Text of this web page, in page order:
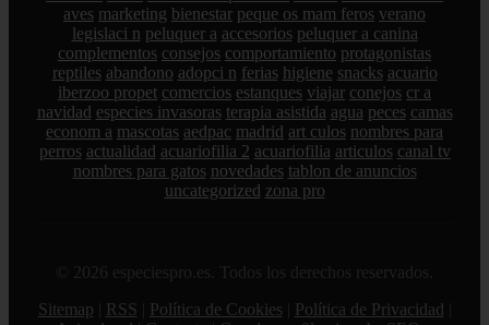
aves marketing bienestar peque os mam feros verano
legislaci n peluquer a accesorios peluquer a canina
complementos consejos comportamiento protagonistas
reptiles abandono adopci n ferias higiene snacks acuario
iberzoo propet comercios estanques viajar conejos cr a
navidad especies invasoras terapia asistida agua peces camas
econom a mascotas aedpac madrid art culos nombres para
perros actualidad acuariofilia 2 acuariofilia articulos canal tv
nombres para gatos novedades tablon de anuncios
uncategorized zona pro
© 2026 especiespro.es. Todos los derechos reservados.
Sitemap
RSS Política de Cookies Política de Privacidad